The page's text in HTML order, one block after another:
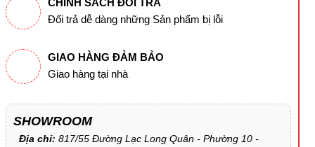
Đổi trả dễ dàng những Sản phẩm bị lỗi
GIAO HÀNG ĐẢM BẢO
Giao hàng tại nhà
SHOWROOM
Địa chỉ: 817/55 Đường Lạc Long Quân - Phường 10 -